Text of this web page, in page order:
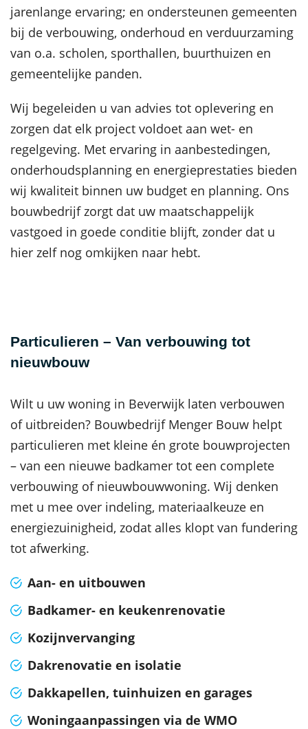
jarenlange ervaring; en ondersteunen gemeenten
bij de verbouwing, onderhoud en verduurzaming
van o.a. scholen, sporthallen, buurthuizen en
gemeentelijke panden.
Wij begeleiden u van advies tot oplevering en
zorgen dat elk project voldoet aan wet- en
regelgeving. Met ervaring in aanbestedingen,
onderhoudsplanning en energieprestaties bieden
wij kwaliteit binnen uw budget en planning. Ons
bouwbedrijf zorgt dat uw maatschappelijk
vastgoed in goede conditie blijft, zonder dat u
hier zelf nog omkijken naar hebt.
Particulieren – Van verbouwing tot
nieuwbouw
Wilt u uw woning in Beverwijk laten verbouwen
of uitbreiden? Bouwbedrijf Menger Bouw helpt
particulieren met kleine én grote bouwprojecten
– van een nieuwe badkamer tot een complete
verbouwing of nieuwbouwwoning. Wij denken
met u mee over indeling, materiaalkeuze en
energiezuinigheid, zodat alles klopt van fundering
tot afwerking.
Aan- en uitbouwen
Badkamer- en keukenrenovatie
Kozijnvervanging
Dakrenovatie en isolatie
Dakkapellen, tuinhuizen en garages
Woningaanpassingen via de WMO